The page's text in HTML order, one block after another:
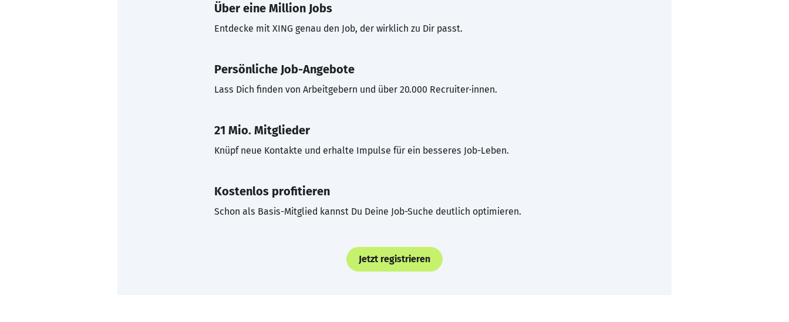
Über eine Million Jobs
Entdecke mit XING genau den Job, der wirklich zu Dir passt.
Persönliche Job-Angebote
Lass Dich finden von Arbeitgebern und über 20.000 Recruiter·innen.
21 Mio. Mitglieder
Knüpf neue Kontakte und erhalte Impulse für ein besseres Job-Leben.
Kostenlos profitieren
Schon als Basis-Mitglied kannst Du Deine Job-Suche deutlich optimieren.
Jetzt registrieren